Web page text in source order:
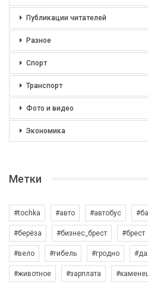
Публикации читателей
Разное
Спорт
Транспорт
Фото и видео
Экономика
Метки
#tochka #авто #автобус
#берёза #бизнес_брест #брест
#вело #гибель #гродно
#животное #зарплата